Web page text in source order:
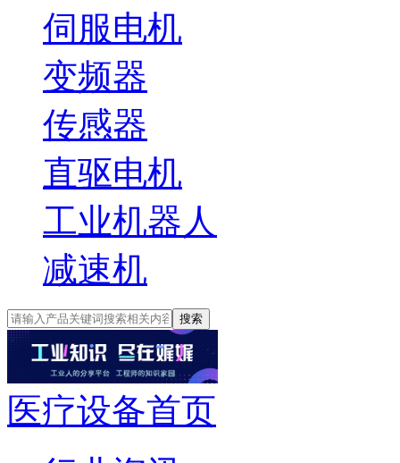
伺服电机
变频器
传感器
直驱电机
工业机器人
减速机
搜索
医疗设备首页